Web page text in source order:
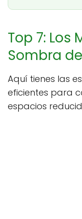
Top 7: Los
Sombra
Aquí tienes las
eficientes para
espacios